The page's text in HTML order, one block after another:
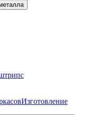
Изготовление